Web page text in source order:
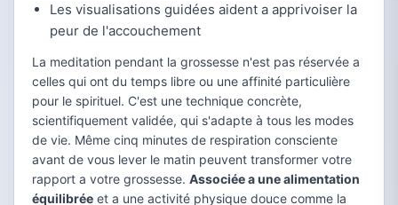
Les visualisations guidées aident a apprivoiser la
peur de l'accouchement
La meditation pendant la grossesse n'est pas réservée a
celles qui ont du temps libre ou une affinité particulière
pour le spirituel. C'est une technique concrète,
scientifiquement validée, qui s'adapte à tous les modes
de vie. Même cinq minutes de respiration consciente
avant de vous lever le matin peuvent transformer votre
rapport a votre grossesse. Associée a une alimentation
équilibrée et a une activité physique douce comme la